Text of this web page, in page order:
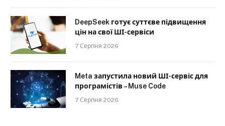
DeepSeek готує суттєве підвищення
цін на свої ШІ-сервіси
7 Серпня 2026
Meta запустила новий ШІ-сервіс для
програмістів – Muse Code
7 Серпня 2026